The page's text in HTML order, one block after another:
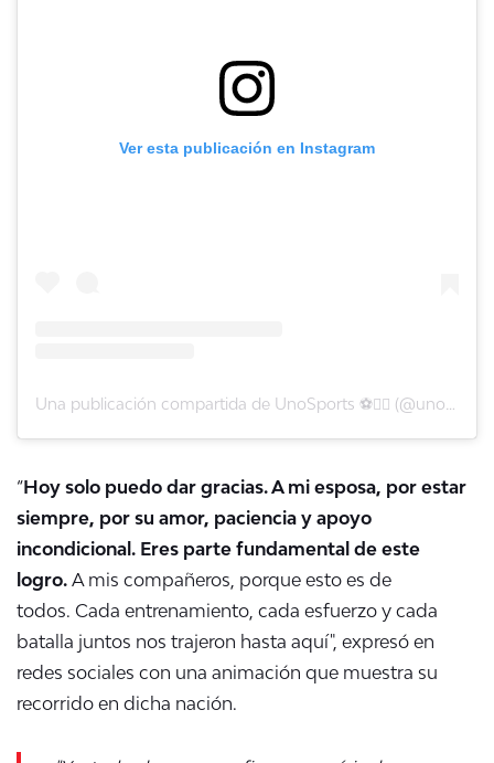
Ver esta publicación en Instagram
“Hoy solo puedo dar gracias. A mi esposa, por estar
siempre, por su amor, paciencia y apoyo
incondicional. Eres parte fundamental de este
logro. A mis compañeros, porque esto es de
todos. Cada entrenamiento, cada esfuerzo y cada
batalla juntos nos trajeron hasta aquí", expresó en
redes sociales con una animación que muestra su
recorrido en dicha nación.